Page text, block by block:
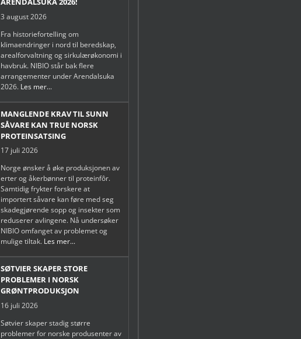
3 august 2026
Fra historiefortelling om
klimaendringer i nord til beredskap,
arealforvaltning og sirkulærøkonomi i
havbruk. NIBIO står bak flere
arrangementer under Arendalsuka
2026. Les mer...
MANGLENDE KRAV TIL SUNN
SÅVARE KAN TRUE NORSK
PROTEINSATSING
17 juli 2026
Norge ønsker å øke produksjonen av
erter og åkerbønner til proteinfôr.
Samtidig frykter forskere at
importert såvare kan føre med seg
skadegjørende sopp og insekter som
reduserer avlingene. Nå undersøker
NIBIO omfanget av problemet og
mulige tiltak. Les mer...
SØTVIER SKAPER STORE
PROBLEMER I NORSK
GRØNTPRODUKSJON
16 juli 2026
Søtvier skaper stadig større
problemer for norske produsenter av